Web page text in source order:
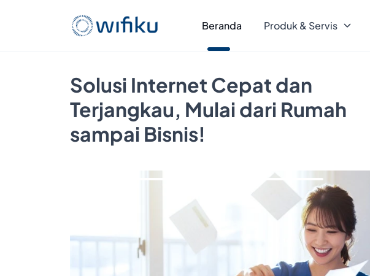
Beranda Produk & Servis
Solusi Internet Cepat dan
Terjangkau, Mulai dari Rumah
sampai Bisnis!